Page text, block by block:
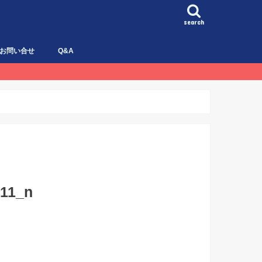
search
お問い合せ Q&A